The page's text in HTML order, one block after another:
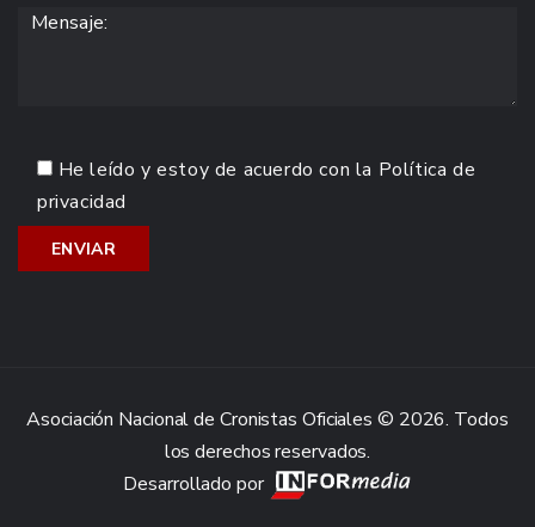
He leído y estoy de acuerdo con la Política de
privacidad
Asociación Nacional de Cronistas Oficiales © 2026. Todos
los derechos reservados.
Desarrollado por